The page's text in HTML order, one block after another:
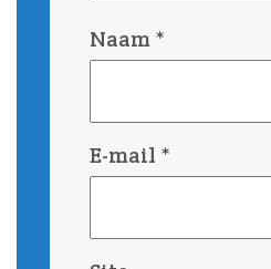
Naam *
E-mail *